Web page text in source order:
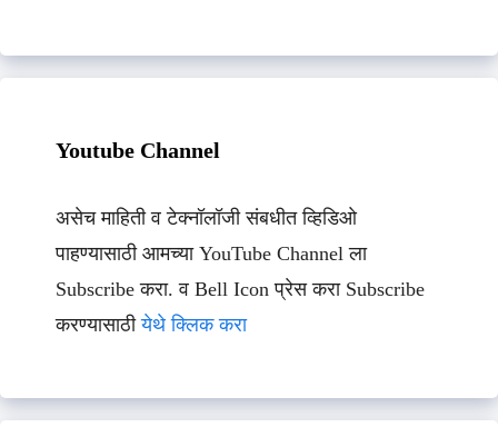
Youtube Channel
असेच माहिती व टेक्नॉलॉजी संबधीत व्हिडिओ
पाहण्यासाठी आमच्या YouTube Channel ला
Subscribe करा. व Bell Icon प्रेस करा Subscribe
करण्यासाठीयेथे क्लिक करा